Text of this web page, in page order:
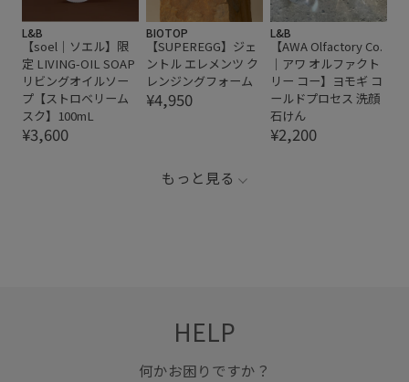
L&B
【soel｜ソエル】限
定 LIVING-OIL SOAP
リビングオイルソー
プ【ストロベリーム
スク】100mL
¥3,600
BIOTOP
【SUPEREGG】ジェ
ントル エレメンツ ク
レンジングフォーム
¥4,950
L&B
【AWA Olfactory Co.
｜アワ オルファクト
リー コー】ヨモギ コ
ールドプロセス 洗顔
石けん
¥2,200
もっと見る
HELP
何かお困りですか？